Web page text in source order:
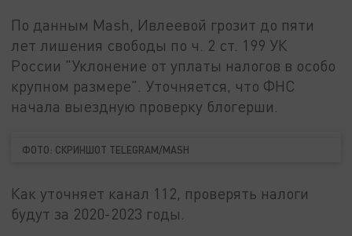
По данным Mash, Ивлеевой грозит до пяти
лет лишения свободы по ч. 2 ст. 199 УК
России "Уклонение от уплаты налогов в особо
крупном размере". Уточняется, что ФНС
начала выездную проверку блогерши.
ФОТО: СКРИНШОТ TELEGRAM/MASH
Как уточняет канал 112, проверять налоги
будут за 2020-2023 годы.